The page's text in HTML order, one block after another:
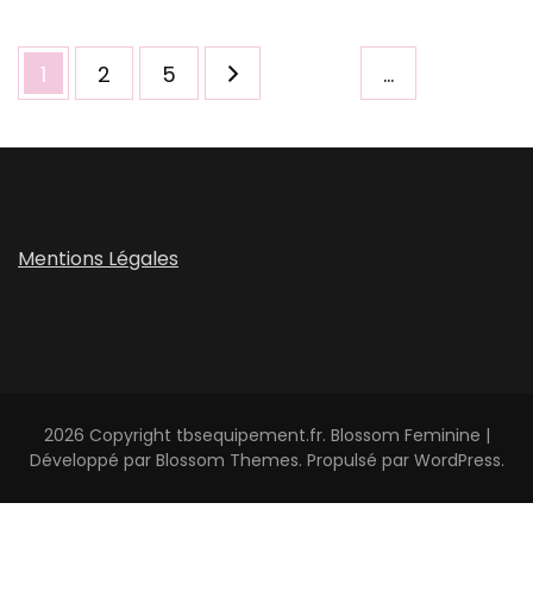
Pagination
des
Page
1 Page
2 …
Page
5
Mentions Légales
2026 Copyright tbsequipement.fr. Blossom Feminine |
Développé par Blossom Themes. Propulsé par WordPress.